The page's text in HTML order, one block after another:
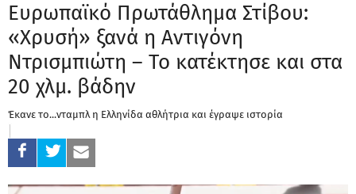
Ευρωπαϊκό Πρωτάθλημα Στίβου:
«Χρυσή» ξανά η Αντιγόνη
Ντρισμπιώτη – Το κατέκτησε και στα
20 χλμ. βάδην
Έκανε το...νταμπλ η Ελληνίδα αθλήτρια και έγραψε ιστορία